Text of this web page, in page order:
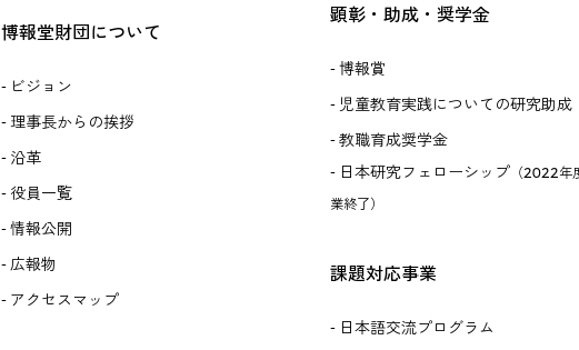
博報堂財団について
ビジョン
理事長からの挨拶
沿革
役員一覧
情報公開
広報物
アクセスマップ
顕彰・助成・奨学金
博報賞
児童教育実践についての研究助成
教職育成奨学金
日本研究フェローシップ （2022年
業終了）
課題対応事業
日本語交流プログラム